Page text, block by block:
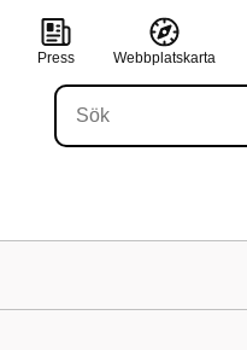
Press Webbplatskarta